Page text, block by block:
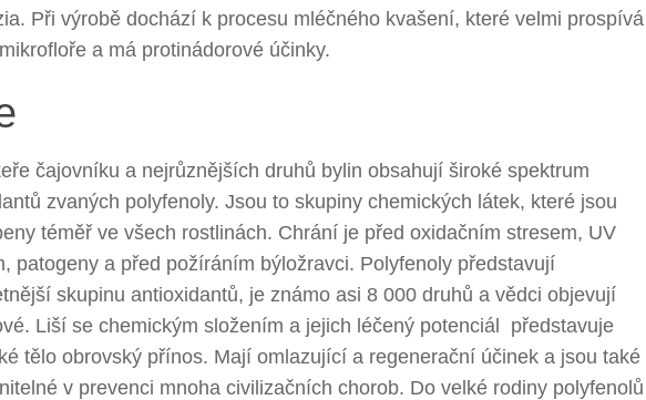
Při výrobě dochází k procesu mléčného kvašení, které velmi prospívá
a má protinádorové účinky.
čajovníku a nejrůznějších druhů bylin obsahují široké spektrum
zvaných polyfenoly. Jsou to skupiny chemických látek, které jsou
téměř ve všech rostlinách. Chrání je před oxidačním stresem, UV
patogeny a před požíráním býložravci. Polyfenoly představují
skupinu antioxidantů, je známo asi 8 000 druhů a vědci objevují
Liší se chemickým složením a jejich léčený potenciál představuje
tělo obrovský přínos. Mají omlazující a regenerační účinek a jsou také
v prevenci mnoha civilizačních chorob. Do velké rodiny polyfenolů